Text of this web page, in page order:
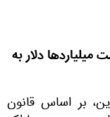
میلیاردها دلار به
بر اساس قانون